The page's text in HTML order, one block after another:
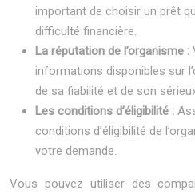
important de choisir un prêt
difficulté financière.
La réputation de l’organisme :
informations disponibles sur
de sa fiabilité et de son
Les conditions d’éligibilité :
conditions d’éligibilité de
votre demande.
Vous pouvez utiliser des